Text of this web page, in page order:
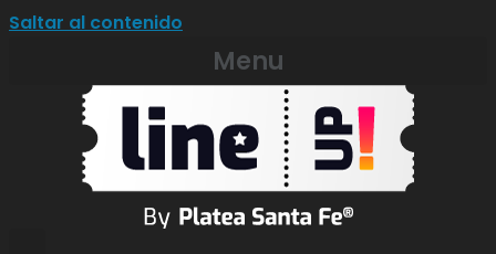
Saltar al contenido
Menu